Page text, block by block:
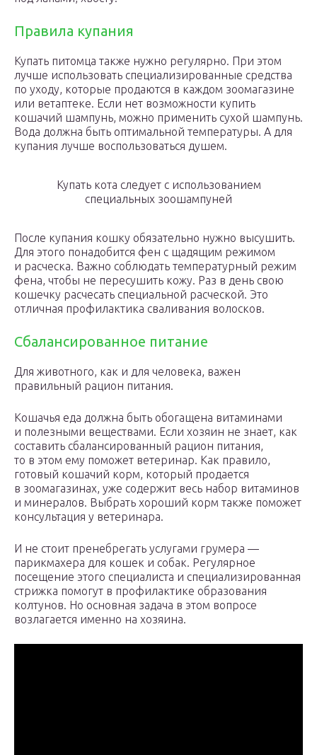
Правила купания
Купать питомца также нужно регулярно. При этом
лучше использовать специализированные средства
по уходу, которые продаются в каждом зоомагазине
или ветаптеке. Если нет возможности купить
кошачий шампунь, можно применить сухой шампунь.
Вода должна быть оптимальной температуры. А для
купания лучше воспользоваться душем.
Купать кота следует с использованием
специальных зоошампуней
После купания кошку обязательно нужно высушить.
Для этого понадобится фен с щадящим режимом
и расческа. Важно соблюдать температурный режим
фена, чтобы не пересушить кожу. Раз в день свою
кошечку расчесать специальной расческой. Это
отличная профилактика сваливания волосков.
Сбалансированное питание
Для животного, как и для человека, важен
правильный рацион питания.
Кошачья еда должна быть обогащена витаминами
и полезными веществами. Если хозяин не знает, как
составить сбалансированный рацион питания,
то в этом ему поможет ветеринар. Как правило,
готовый кошачий корм, который продается
в зоомагазинах, уже содержит весь набор витаминов
и минералов. Выбрать хороший корм также поможет
консультация у ветеринара.
И не стоит пренебрегать услугами грумера —
парикмахера для кошек и собак. Регулярное
посещение этого специалиста и специализированная
стрижка помогут в профилактике образования
колтунов. Но основная задача в этом вопросе
возлагается именно на хозяина.